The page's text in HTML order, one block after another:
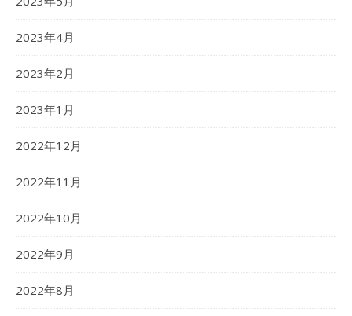
2023年4月
2023年2月
2023年1月
2022年12月
2022年11月
2022年10月
2022年9月
2022年8月